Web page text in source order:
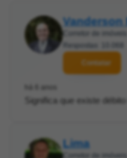
Vanderson
Contatar
Significa que existe
Lima